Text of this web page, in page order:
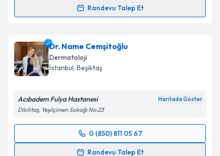
Takvim Talebini Gönder
Randevu Talep Et
Randevu Takvimi Talebi
Uzm. Dr. Orkun Erdeniçin randevu takvimi talebi
oluşturun. Size bu uzmandan randevu almanız için bir
takvim hazırlandığında e-posta ile bilgilendireceğiz.
Kişisel verilerimin işlenmesine ilişkin
Metni'ni okudum ve kişisel verilerimin belirtilen
kapsamda işlenmesini kabul ediyorum.
Dr. Name Cemşitoğlu
Dermatoloji
İstanbul, Beşiktaş
Acıbadem Fulya Hastanesi Haritada Göster
Dikilitaş, Yeşilçimen Sokağı No:23
0 (850) 811 05 67
Randevu Talep Et
Randevu Takvimi Talebi